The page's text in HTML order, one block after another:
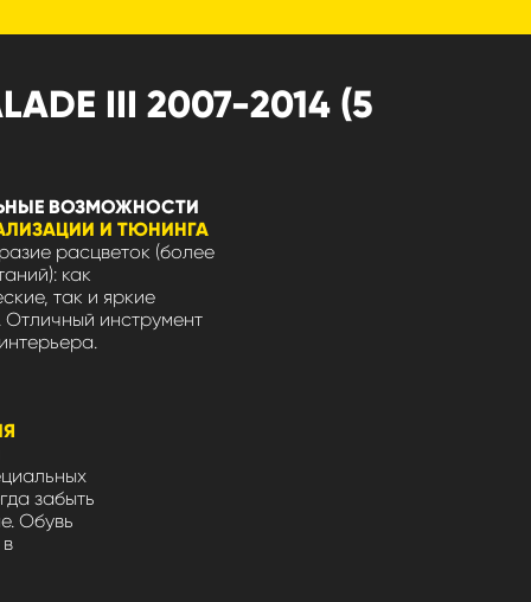
III 2007-2014 (5
ВОЗМОЖНОСТИ
И ТЮНИНГА
расцветок (более
как
так и яркие
инструмент
забыть
Обувь